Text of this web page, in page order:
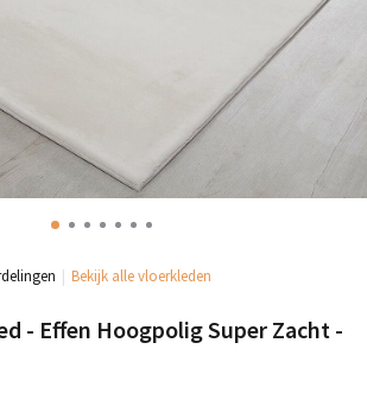
Bekijk alle vloerkleden
- Effen Hoogpolig Super Zacht -